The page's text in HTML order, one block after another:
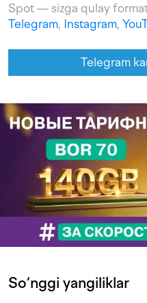
Spot — sizga qulay
Telegram, Instagram,
Telegram
So‘nggi yangiliklar